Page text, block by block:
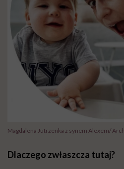
Magdalena Jutrzenka z synem Alexem/
Dlaczego zwłaszcza tutaj?